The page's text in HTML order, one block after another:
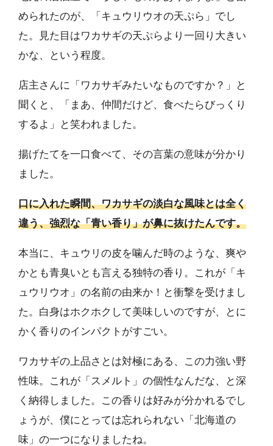
められたのが、「キュウリウオの天ぷら」でし
た。見た目はワカサギの天ぷらより一回り大きい
かな、という程度。
店主さんに「ワカサギみたいなものですか？」と
聞くと、「まあ、仲間だけど、食べたらびっくり
するよ」と笑われました。
揚げたてを一口食べて、その言葉の意味が分かり
ました。
口に入れた瞬間、ワカサギの淡白な風味とは全く
違う、強烈な「青い香り」が鼻に抜けたんです。
本当に、キュウリの皮を噛んだ時のような、爽や
かとも青臭いとも言える独特の香り。これが「キ
ュウリウオ」の名前の由来か！と衝撃を受けまし
た。白身はホクホクして美味しいのですが、とに
かく香りのインパクトがすごい。
ワカサギの上品さとは対極にある、この力強い野
性味。これが「スメルト」の個性なんだな、と深
く納得しました。この香りは好みが分かれるでし
ょうが、僕にとっては忘れられない「北海道の
味」の一つになりましたね。